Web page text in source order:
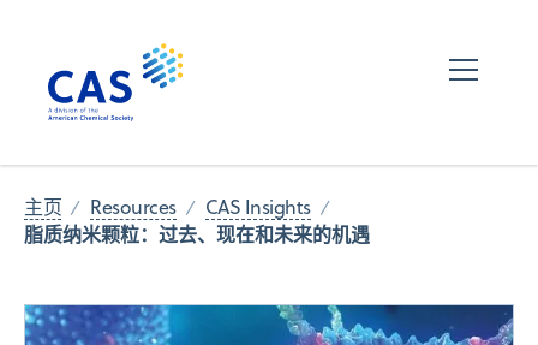
主页 Resources CAS Insights
脂质纳米颗粒：过去、现在和未来的机遇